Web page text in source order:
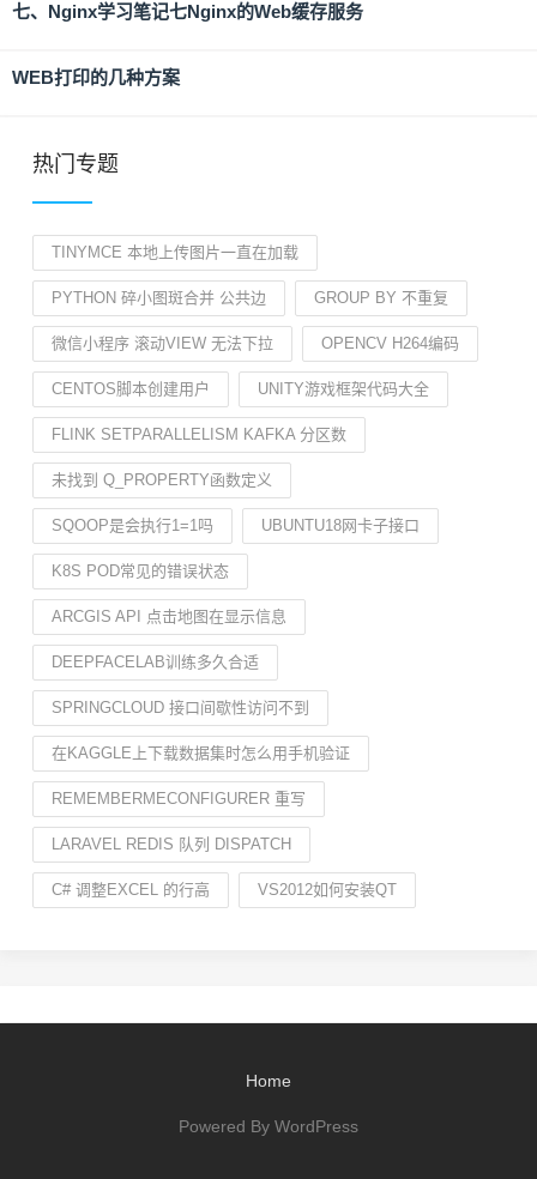
七、Nginx学习笔记七Nginx的Web缓存服务
WEB打印的几种方案
热门专题
TINYMCE 本地上传图片一直在加载
PYTHON 碎小图斑合并 公共边 GROUP BY 不重复
微信小程序 滚动VIEW 无法下拉 OPENCV H264编码
CENTOS脚本创建用户 UNITY游戏框架代码大全
FLINK SETPARALLELISM KAFKA 分区数
未找到 Q_PROPERTY函数定义
SQOOP是会执行1=1吗 UBUNTU18网卡子接口
K8S POD常见的错误状态
ARCGIS API 点击地图在显示信息
DEEPFACELAB训练多久合适
SPRINGCLOUD 接口间歇性访问不到
在KAGGLE上下载数据集时怎么用手机验证
REMEMBERMECONFIGURER 重写
LARAVEL REDIS 队列 DISPATCH
C# 调整EXCEL 的行高 VS2012如何安装QT
Home
Powered By WordPress